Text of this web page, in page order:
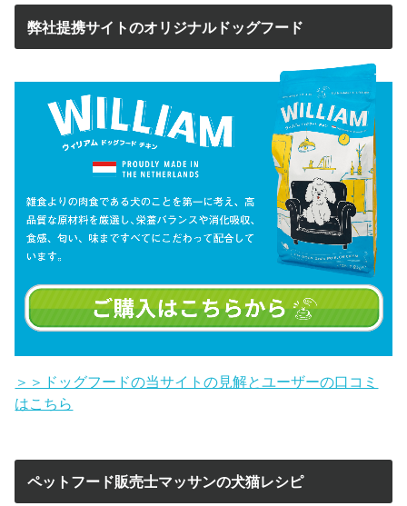
弊社提携サイトのオリジナルドッグフード
＞＞ドッグフードの当サイトの見解とユーザーの口コミ
はこちら
ペットフード販売士マッサンの犬猫レシピ